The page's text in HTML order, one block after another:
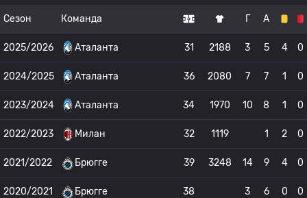
Сезон Команда Г А
2025/2026 Аталанта 31 2188 3 5 4 0
2024/2025 Аталанта 36 2080 7 7 1 0
2023/2024 Аталанта 34 1970 10 8 1 0
2022/2023 Милан 32 1119 1 2 0
2021/2022 Брюгге 39 3248 14 9 4 0
2020/2021 Брюгге 38 3 6 0 0